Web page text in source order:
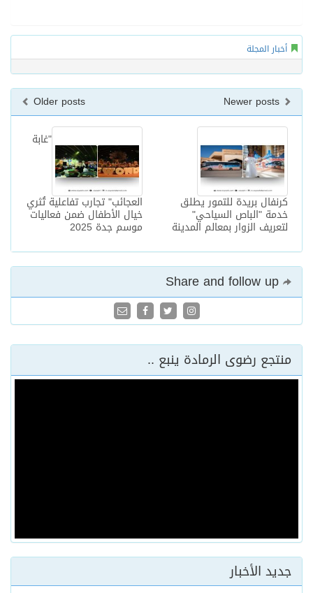
أخبار المجلة
Older posts
"غابة
العجائب" تجارب تفاعلية تُثري
خيال الأطفال ضمن فعاليات
موسم جدة 2025
كرنفال بريدة للتمور يطلق
خدمة "الباص السياحي"
لتعريف الزوار بمعالم المدينة
منتجع رضوى الرمادة ينبع ..
جديد الأخبار